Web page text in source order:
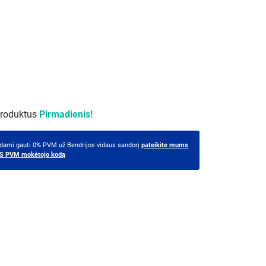
Pirmadienis!
gauti 0% PVM už Bendrijos vidaus sandorįpateikite mums
PVM mokėtojo kodą